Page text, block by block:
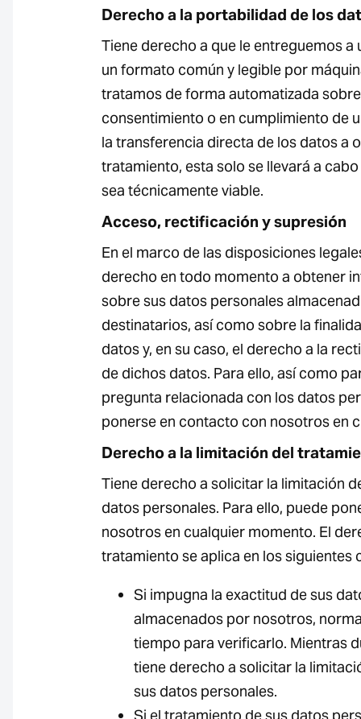
Derecho a la portabilidad de los
Tiene derecho a que le entreguemos a
un formato común y legible por
tratamos de forma automatizada
consentimiento o en cumplimiento de
la transferencia directa de los datos a
tratamiento, esta solo se llevará a
sea técnicamente viable.
Acceso, rectificación y supresión
En el marco de las disposiciones
derecho en todo momento a obtener
sobre sus datos personales
destinatarios, así como sobre la
datos y, en su caso, el derecho a la
de dichos datos. Para ello, así como
pregunta relacionada con los datos
ponerse en contacto con nosotros en
Derecho a la limitación del
Tiene derecho a solicitar la limitación
datos personales. Para ello, puede
nosotros en cualquier momento. El
tratamiento se aplica en los siguientes
Si impugna la exactitud de sus
almacenados por nosotros,
tiempo para verificarlo. Mientras
tiene derecho a solicitar la
sus datos personales.